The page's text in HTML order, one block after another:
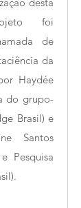
foi
de
da
Haydée
do grupo-
Brasil) e
Santos
Pesquisa